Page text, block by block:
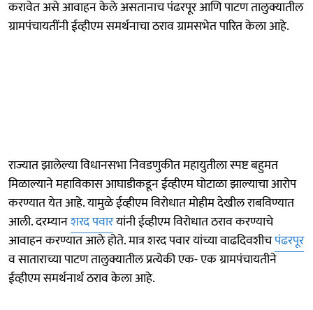
करावेत असे आवाहन केले असतानाच पंढरपूर आणि पाटण तालुक्यातील
ग्रामपंचायतींनी ईव्हीएम समर्थनाचा ठराव ग्रामसभेत पारित केला आहे.
राज्यात झालेल्या विधानसभा निवडणुकीत महायुतीला स्पष्ट बहुमत
मिळाल्याने महाविकास आघाडीकडून ईव्हीएम घोटाळा झाल्याचा आरोप
करण्यात येत आहे. यामुळे ईव्हीएम विरोधात मोहीम देखील राबविण्यात
आली. दरम्यानशरद पवारयांनी ईव्हीएम विरोधात ठराव करण्याचे
आवाहन करण्यात आले होते. मात्र शरद पवार यांच्या वाढदिवशीचपंढरपूर
व साताराच्या पाटण तालुक्यातील प्रत्येकी एक- एक ग्रामपंचायतीने
ईव्हीएम समर्थनार्थ ठराव केला आहे.